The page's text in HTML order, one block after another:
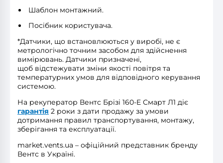
Шаблон монтажний.
Посібник користувача.
*Датчики, що встановлюються у виробі, не є
метрологічно точним засобом для здійснення
вимірювань. Датчики призначені,
щоб відстежувати зміни якості повітря та
температурних умов для відповідного керування
системою.
На рекуператор Вентс Брізі 160-E Смарт Л1 діє
гарантія 2 роки з дати продажу за умови
дотримання правил транспортування, монтажу,
зберігання та експлуатації.
market.vents.ua – офіційний представник бренду
Вентс в Україні.